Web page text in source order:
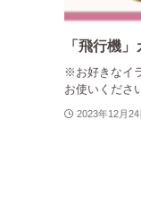
「飛行機
※お好きなイ
お使いくだ
2023年12月24